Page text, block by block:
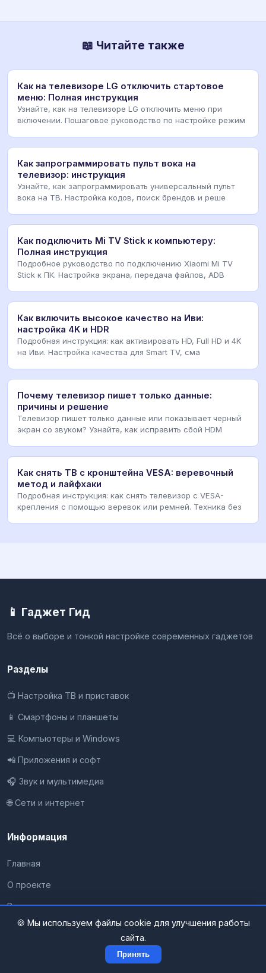
📖 Читайте также
Как на телевизоре LG отключить стартовое
меню: Полная инструкция
Узнайте, как на телевизоре LG отключить меню при
включении. Пошаговое руководство по настройке режим
Как запрограммировать пульт вока на
телевизор: инструкция
Узнайте, как запрограммировать универсальный пульт
вока на ТВ. Настройка кодов, поиск брендов и реше
Как подключить Mi TV Stick к компьютеру:
Полная инструкция
Подробное руководство по подключению Xiaomi Mi TV
Stick к ПК. Настройка экрана, передача файлов, ADB
Как включить высокое качество на Иви:
настройка 4K и HDR
Подробная инструкция: как активировать HD, Full HD и 4K
на Иви. Настройка качества для Smart TV, сма
Почему телевизор пишет только данные:
причины и решение
Телевизор пишет только данные или показывает черный
экран со звуком? Узнайте, как исправить сбой HDM
Как снять ТВ с кронштейна VESA: веревочный
метод и лайфхаки
Подробная инструкция: как снять телевизор с VESA-
крепления с помощью веревок или ремней. Техника без
📱 Гаджет Гид
Всё о выборе и тонкой настройке современных гаджетов
Разделы
📺 Настройка ТВ и приставок
📱 Смартфоны и планшеты
💻 Компьютеры и Windows
📲 Приложения и софт
🎧 Звук и мультимедиа
🌐 Сети и интернет
Информация
Главная
О проекте
Все разделы
Контакты
🍪 Мы используем файлы cookie для улучшения работы
сайта.
Принять